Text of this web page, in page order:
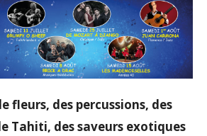
fleurs, des percussions, des
Tahiti, des saveurs exotiques